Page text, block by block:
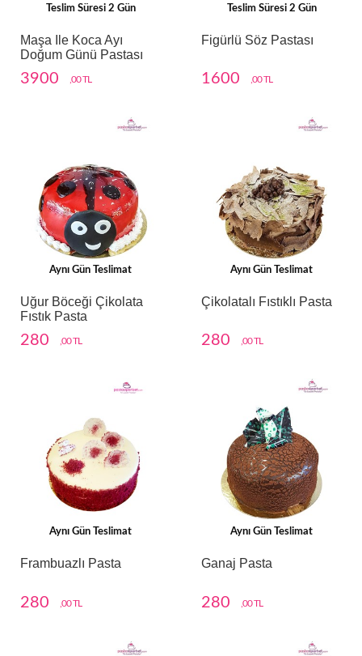
Teslim Süresi 2 Gün
Maşa Ile Koca Ayı
Doğum Günü Pastası
3900 ,00 TL
Teslim Süresi 2 Gün
Figürlü Söz Pastası
1600 ,00 TL
Aynı Gün Teslimat
Uğur Böceği Çikolata
Fıstık Pasta
280 ,00 TL
Aynı Gün Teslimat
Çikolatalı Fıstıklı Pasta
280 ,00 TL
Aynı Gün Teslimat
Frambuazlı Pasta
280 ,00 TL
Aynı Gün Teslimat
Ganaj Pasta
280 ,00 TL